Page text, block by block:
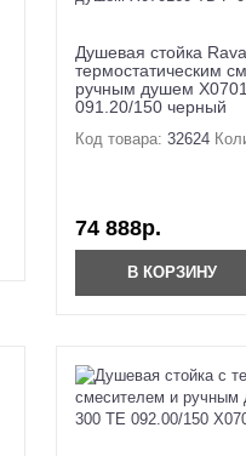
Душевая стойка
термостатическим
ручным душем
091.20/150 черный
Код товара: 32624
74 888р.
В КОРЗИНУ